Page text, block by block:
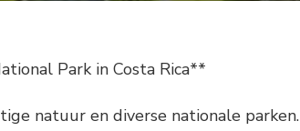
Park in Costa Rica**
natuur en diverse nationale parken.